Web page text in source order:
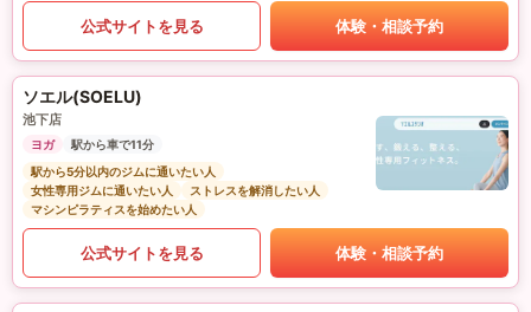
公式サイトを見る 体験・相談予約
ソエル(SOELU)
池下店
ヨガ
駅から車で11分
駅から5分以内のジムに通いたい人
女性専用ジムに通いたい人
ストレスを解消したい人
マシンピラティスを始めたい人
公式サイトを見る 体験・相談予約